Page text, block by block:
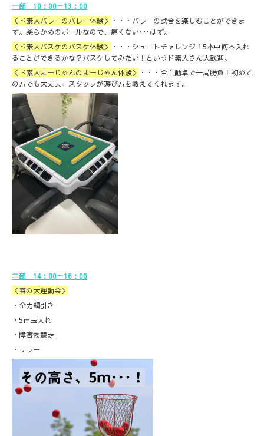
一部 10：00～13：00
＜ド素人バレーのバレー体験＞ ・・・バレーの試合を楽しむことができま
す。柔らかめのボールなので、痛くない･･･はず。
＜ド素人バスケのバスケ体験＞ ・・・シュートチャレンジ！5本中何本入れ
ることができるかな？バスケしてみたい！というド素人さん大歓迎。
＜ド素人まーじゃんのまーじゃん体験＞ ・・・全自動卓で一局勝負！初めて
の方でも大丈夫。スタッフが遊び方を教えてくれます。
二部 14：00～16：00
＜春の大運動会＞
・全力綱引き
・5ｍ玉入れ
・障害物競走
・リレー